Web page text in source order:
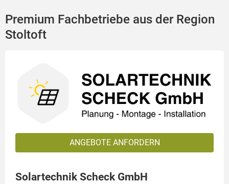
Premium Fachbetriebe aus der Region
Stoltoft
ANGEBOTE ANFORDERN
Solartechnik Scheck GmbH